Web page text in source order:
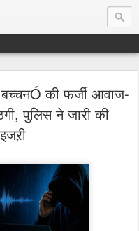
की फर्जी आवाज-
पुलिस ने जारी की